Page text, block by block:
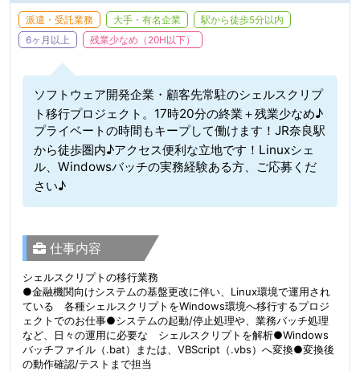
派遣・受託業務 大手・有名企業
駅から徒歩5分以内
6ヶ月以上
残業少なめ（20H以下）
ソフトウェア開発企業・顧客先常駐のシェルスクリプ
ト移行プロジェクト。17時20分の終業＋残業少なめ♪
プライベートの時間もキープして働けます！JR奈良駅
から徒歩圏内♪アクセス便利な立地です！Linuxシェ
ル、Windowsバッチの実務経験ある方、ご応募くだ
さい♪
仕事内容
シェルスクリプトの移行業務
●金融機関向けシステムの基盤更改に伴い、Linux環境で運用され
ている 各種シェルスクリプトをWindows環境へ移行するプロジ
ェクトでのお仕事●システムの起動/停止処理や、業務バッチ処理
など、日々の運用に必要な シェルスクリプトを解析●Windows
バッチファイル（.bat）または、VBScript（.vbs）へ変換●変換後
の動作確認/テストまで担当